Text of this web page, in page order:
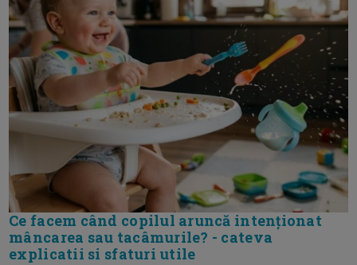
Ce facem când copilul aruncă intenționat
mâncarea sau tacâmurile? - cateva
explicatii si sfaturi utile